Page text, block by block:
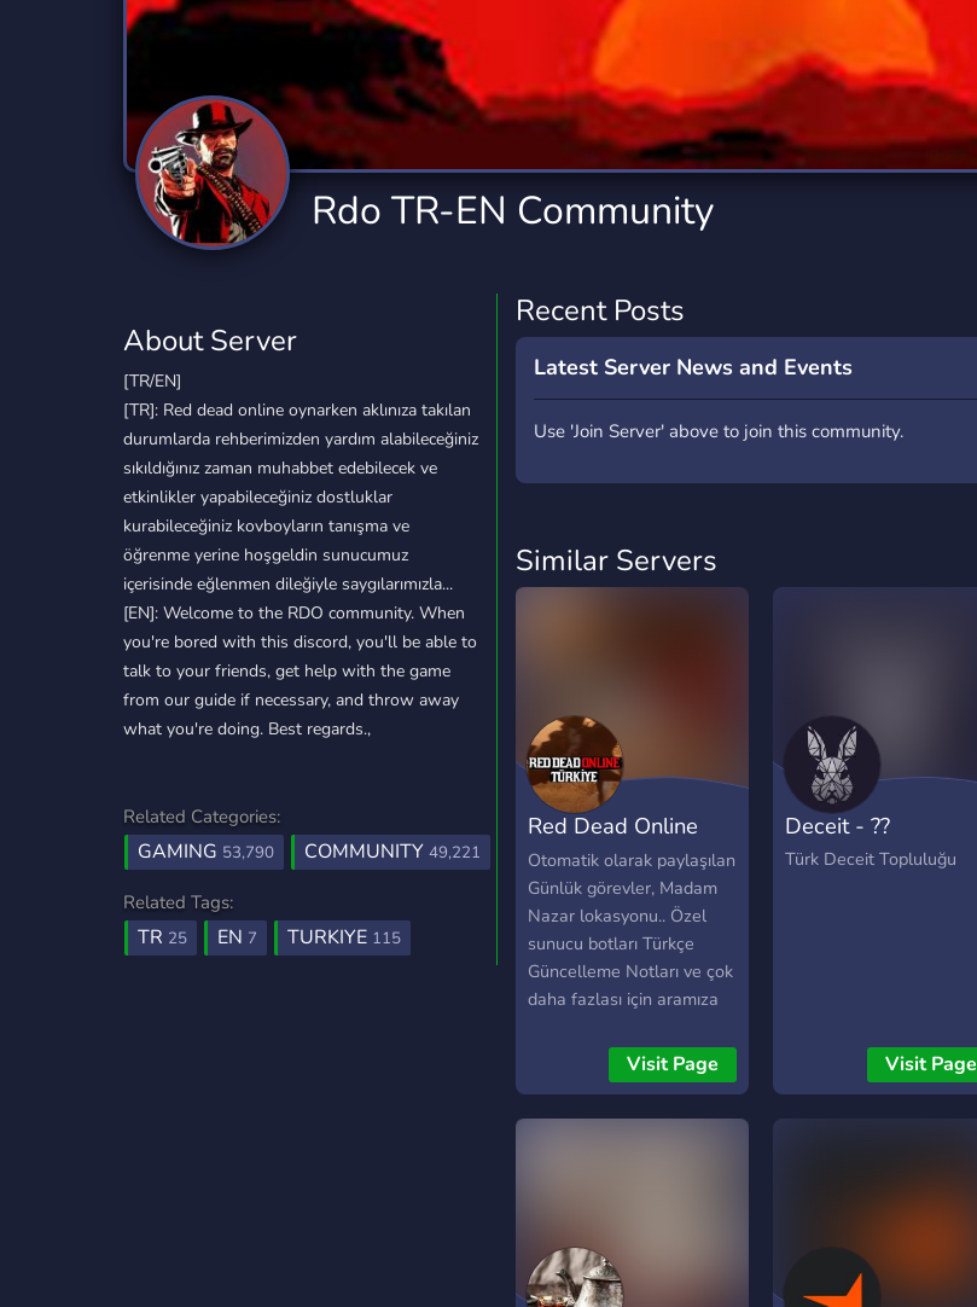
Technology Tournaments
111 Servers
Twitch
359 Servers
Virtual Reality Writing
1,155 Servers
Xbox
233 Servers
YouTube
850 Servers
YouTuber
3,010 Servers
Rdo TR-EN Community
About Server
[TR/EN]
[TR]: Red dead online oynarken aklınıza takılan
durumlarda rehberimizden yardım alabileceğiniz
sıkıldığınız zaman muhabbet edebilecek ve
etkinlikler yapabileceğiniz dostluklar
kurabileceğiniz kovboyların tanışma ve
öğrenme yerine hoşgeldin sunucumuz
içerisinde eğlenmen dileğiyle saygılarımızla...
[EN]: Welcome to the RDO community. When
you're bored with this discord, you'll be able to
talk to your friends, get help with the game
from our guide if necessary, and throw away
what you're doing. Best regards.,
Related Categories:
GAMING 53,790 COMMUNITY 49,221
Related Tags:
TR 25 EN 7 TURKIYE 115
Recent Posts
Latest Server News and Events
Use 'Join Server' above to join this community.
Similar Servers
Red Dead Online
Türkiye
Otomatik olarak paylaşılan
Günlük görevler, Madam
Nazar lokasyonu.. Özel
sunucu botları Türkçe
Güncelleme Notları ve çok
daha fazlası için aramıza
Visit Page
Deceit - ??
Türk Deceit Topluluğu
Visit Page